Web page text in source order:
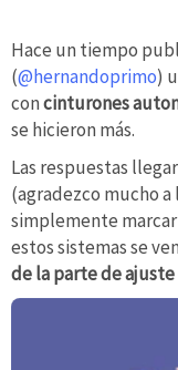
Hace un tiempo
(@hernandoprimo)
concinturones
se hicieron más.
Las respuestas
(agradezco mucho
simplemente
estos sistemas se
de la parte de ajuste